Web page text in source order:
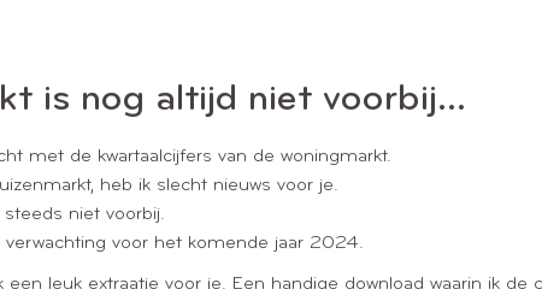
is nog altijd niet voorbij…
met de kwartaalcijfers van de woningmarkt.
heb ik slecht nieuws voor je.
steeds niet voorbij.
voor het komende jaar 2024.
leuk extraatje voor je. Een handige download waarin ik de